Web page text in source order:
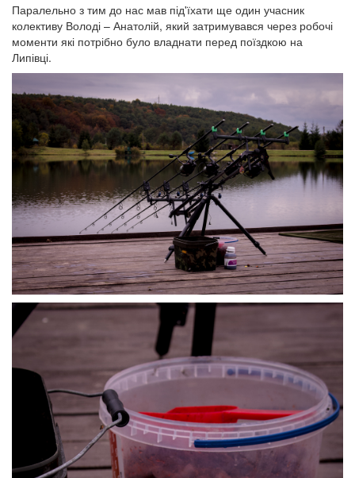
Паралельно з тим до нас мав під'їхати ще один учасник
колективу Володі – Анатолій, який затримувався через робочі
моменти які потрібно було владнати перед поїздкою на
Липівці.